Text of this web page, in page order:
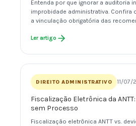
Entenda por que ignorar a auditoria
improbidade administrativa. Confira
a vinculação obrigatória das
Ler artigo
DIREITO ADMINISTRATIVO 11/07/
Fiscalização Eletrônica da
sem Processo
Fiscalização eletrônica ANTT vs.